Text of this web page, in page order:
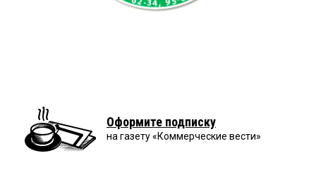
Оформите подписку
на газету «Коммерческие вести»